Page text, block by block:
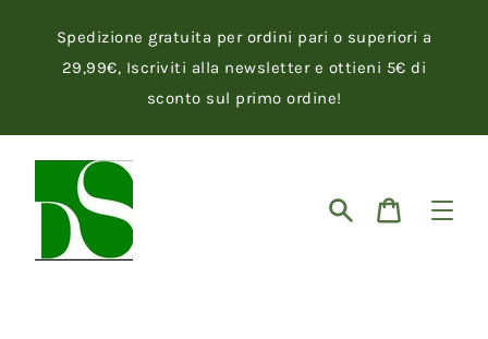
direttamente
contenuti
Spedizione gratuita per ordini pari o superiori a
29,99€, Iscriviti alla newsletter e ottieni 5€ di
sconto sul primo ordine!